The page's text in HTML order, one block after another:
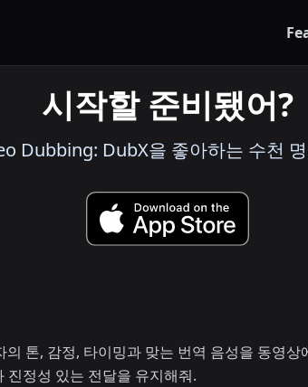
시작할 준비됐어?
Dubbing: DubX을 좋아하는 수천
톤, 감정, 타이밍과 맞는 번역 음성을 동영
정성 있는 전달을 유지해줘.